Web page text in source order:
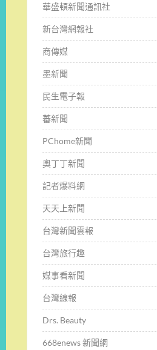
華盛頓新聞通訊社
新台灣網報社
商傳媒
墨新聞
民生電子報
蕃新聞
PChome新聞
奧丁丁新聞
記者爆料網
天天上新聞
台灣新聞雲報
台灣旅行趣
媒事看新聞
台灣線報
Drs. Beauty
668enews 新聞網